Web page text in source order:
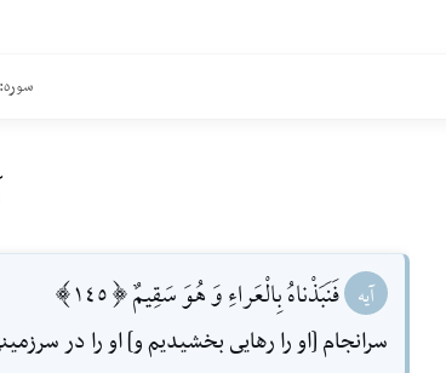
سوره:
آیه فَنَبَذْناهُ بِالْعَراءِ وَ هُوَ سَقِيمٌ [145]
سرانجام [او را رهايى بخشيديم و] او را در